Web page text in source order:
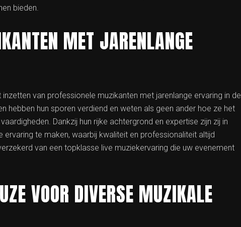
bieden.
MET JARENLANGE
van professionele muzikanten met jarenlange ervaring in de
hebben hun sporen verdiend en weten als geen ander hoe ze het
Dankzij hun rijke achtergrond en expertise zijn zij in
te maken, waarbij kwaliteit en professionaliteit altijd
van een topklasse live muziekervaring die uw evenement
VOOR DIVERSE MUZIKALE